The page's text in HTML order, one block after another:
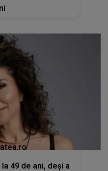
49 de ani, deși a